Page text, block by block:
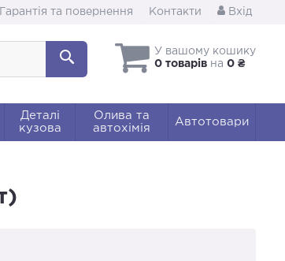
Гарантія та повернення Контакти Вхід
У вашому кошику
0 товарів на 0 ₴
Деталі
кузова
Олива та
автохімія
Автотовари